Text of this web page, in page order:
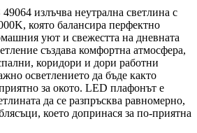
излъчва неутрална светлина с
която балансира перфектно
уют и свежестта на дневната
създава комфортна атмосфера,
коридори и дори работни
осветлението да бъде както
за окото. LED плафонът е
да се разпръсква равномерно,
което допринася за по-приятна